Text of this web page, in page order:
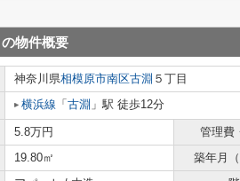
の物件概要
神奈川県相模原市南区古淵 ５丁目
横浜線 「 古淵 」駅 徒歩12分
5.8万円 管理費
19.80㎡ 築年月（